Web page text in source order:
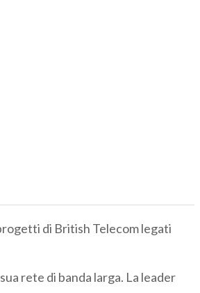
di British Telecom legati
rete di banda larga. La leader